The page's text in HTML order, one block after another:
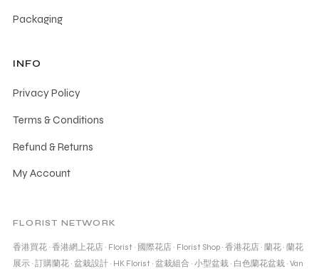
Packaging
INFO
Privacy Policy
Terms & Conditions
Refund & Returns
My Account
FLORIST NETWORK
香港買花· 香港網上花店· Florist · 國際花店· Florist Shop· 香港花店· 蘭花· 蘭花
展示· 訂購蘭花· 盆栽設計· HK Florist · 盆栽組合 · 小型盆栽· 白色蘭花盆栽· Van